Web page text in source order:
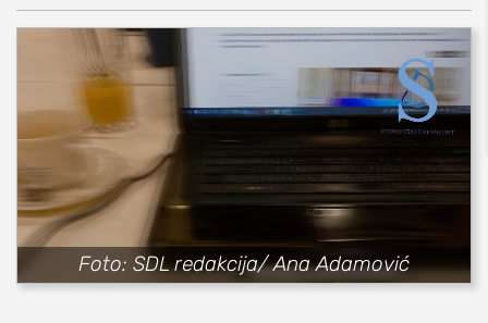
SEKCIJE
društvo
kultura
fudbal
košarka
rukomet
Foto: SDL redakcija/ Ana Adamović